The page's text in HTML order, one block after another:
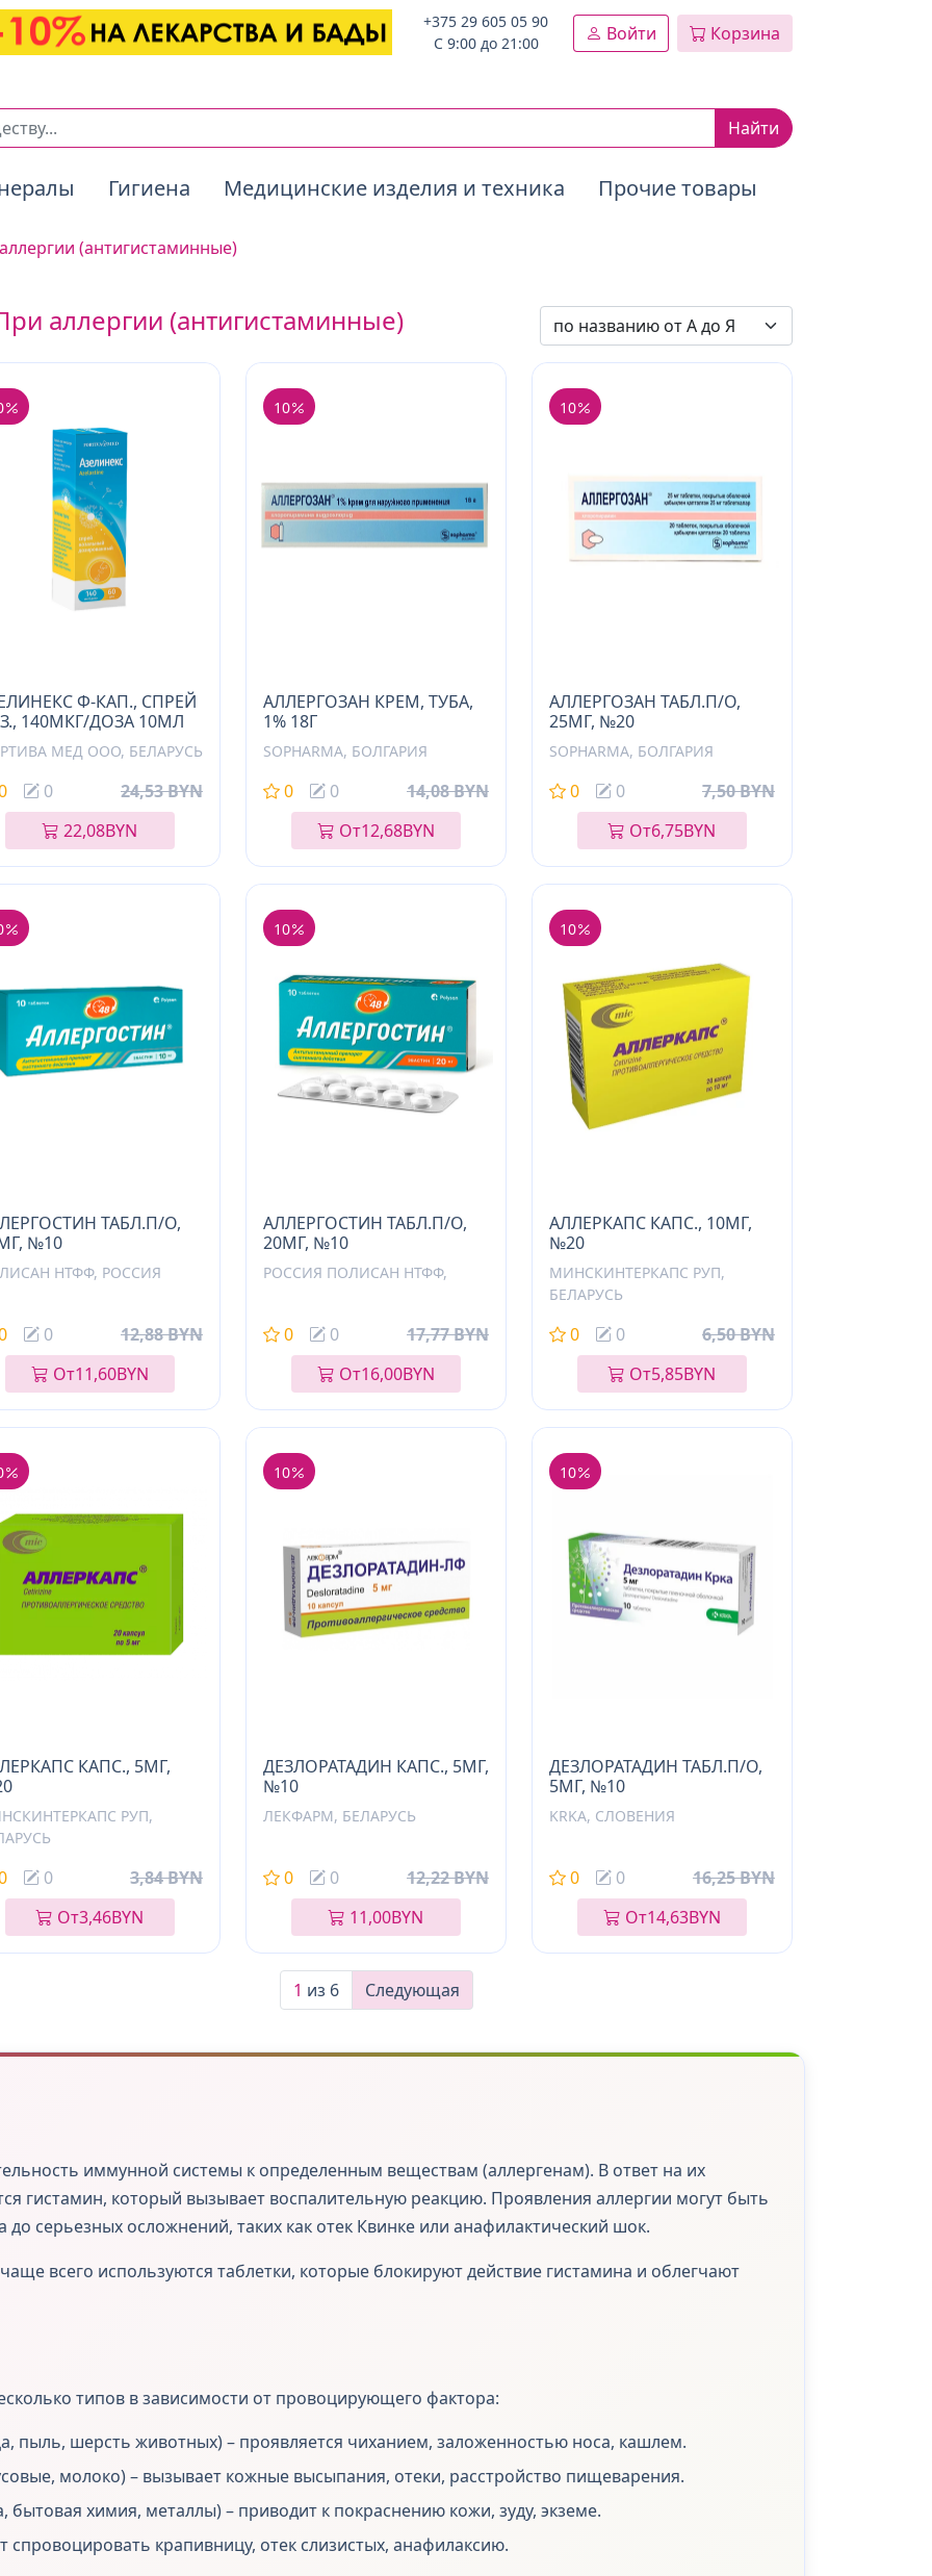
+375 29 605 05 90
C 9:00 до 21:00
Войти Корзина
Найти
Гигиена Медицинские изделия и техника Прочие товары
(антигистаминные)
аллергии (антигистаминные)
Ф-КАП., СПРЕЙ
140МКГ/ДОЗА 10МЛ
МЕД ООО, БЕЛАРУСЬ
0
24,53 BYN
22,08BYN
10
АЛЛЕРГОЗАН КРЕМ, ТУБА,
1% 18Г
SOPHARMA, БОЛГАРИЯ
0 0
14,08 BYN
От12,68BYN
10
АЛЛЕРГОЗАН ТАБЛ.П/О,
25МГ, №20
SOPHARMA, БОЛГАРИЯ
0 0
7,50 BYN
От6,75BYN
ТАБЛ.П/О,
№10
НТФФ, РОССИЯ
0
12,88 BYN
От11,60BYN
10
АЛЛЕРГОСТИН ТАБЛ.П/О,
20МГ, №10
РОССИЯ ПОЛИСАН НТФФ,
0 0
17,77 BYN
От16,00BYN
10
АЛЛЕРКАПС КАПС., 10МГ,
№20
МИНСКИНТЕРКАПС РУП,
БЕЛАРУСЬ
0 0
6,50 BYN
От5,85BYN
КАПС., 5МГ,
РУП,
0
3,84 BYN
От3,46BYN
10
ДЕЗЛОРАТАДИН КАПС., 5МГ,
№10
ЛЕКФАРМ, БЕЛАРУСЬ
0 0
12,22 BYN
11,00BYN
10
ДЕЗЛОРАТАДИН ТАБЛ.П/О,
5МГ, №10
KRKA, СЛОВЕНИЯ
0 0
16,25 BYN
От14,63BYN
1 из 6 Следующая
иммунной системы к определенным веществам (аллергенам). В ответ на их
гистамин, который вызывает воспалительную реакцию. Проявления аллергии могут быть
серьезных осложнений, таких как отек Квинке или анафилактический шок.
всего используются таблетки, которые блокируют действие гистамина и облегчают
типов в зависимости от провоцирующего фактора:
пыль, шерсть животных) – проявляется чиханием, заложенностью носа, кашлем.
молоко) – вызывает кожные высыпания, отеки, расстройство пищеварения.
бытовая химия, металлы) – приводит к покраснению кожи, зуду, экземе.
спровоцировать крапивницу, отек слизистых, анафилаксию.